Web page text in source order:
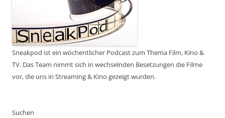
Sneakpod ist ein wöchentlicher Podcast zum Thema Film, Kino &
TV. Das Team nimmt sich in wechselnden Besetzungen die Filme
vor, die uns in Streaming & Kino gezeigt wurden.
Suchen